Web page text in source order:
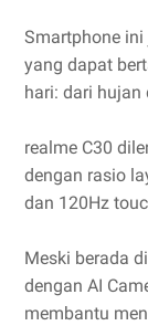
Smartphone
yang dapat
hari: dari
realme C30
dengan rasio
dan 120Hz
Meski berada
dengan AI
membantu